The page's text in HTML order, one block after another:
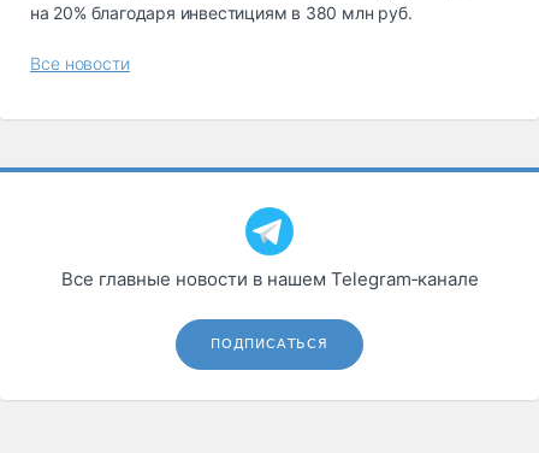
на 20% благодаря инвестициям в 380 млн руб.
Все новости
Все главные новости в нашем Telegram‑канале
ПОДПИСАТЬСЯ